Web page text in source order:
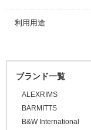
\5,001 ～ 10,000
\10,001 ～ 20,000
\30,001 ～ 50,000
\50,001 ～
利用用途
ブランド一覧
ALEXRIMS
BARMITTS
B&W International